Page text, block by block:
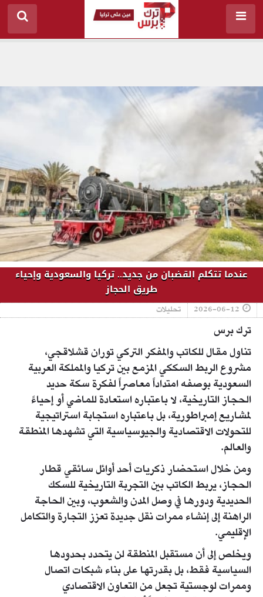
عندما تتكلم القضبان من جديد.. تركيا والسعودية وإحياء
طريق الحجاز
2026-06-12 تحليلات
ترك برس
تناول مقال للكاتب والمفكر التركي توران قشلاقجي،
مشروع الربط السككي المزمع بين تركيا والمملكة العربية
السعودية بوصفه امتداداً معاصراً لفكرة سكة حديد
الحجاز التاريخية، لا باعتباره استعادة للماضي أو إحياءً
لمشاريع إمبراطورية، بل باعتباره استجابة استراتيجية
للتحولات الاقتصادية والجيوسياسية التي تشهدها المنطقة
والعالم.
ومن خلال استحضار ذكريات أحد أوائل سائقي قطار
الحجاز، يربط الكاتب بين التجربة التاريخية للسكك
الحديدية ودورها في وصل المدن والشعوب، وبين الحاجة
الراهنة إلى إنشاء ممرات نقل جديدة تعزز التجارة والتكامل
الإقليمي.
ويخلص إلى أن مستقبل المنطقة لن يتحدد بحدودها
السياسية فقط، بل بقدرتها على بناء شبكات اتصال
وممرات لوجستية تجعل من التعاون الاقتصادي